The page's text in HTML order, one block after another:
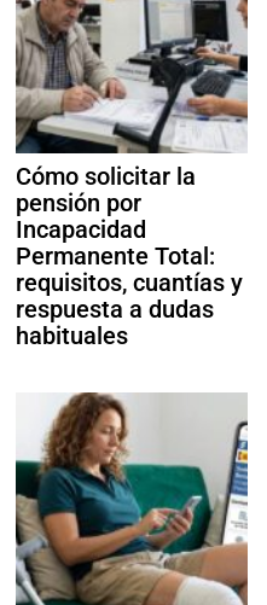
Cómo solicitar la
pensión por
Incapacidad
Permanente Total:
requisitos, cuantías y
respuesta a dudas
habituales